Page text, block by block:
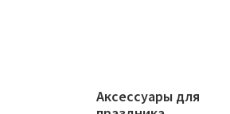
Аксессуары для